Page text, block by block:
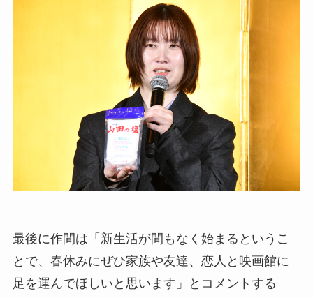
最後に作間は「新生活が間もなく始まるというこ
とで、春休みにぜひ家族や友達、恋人と映画館に
足を運んでほしいと思います」とコメントする